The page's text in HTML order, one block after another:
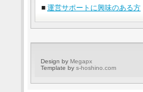
■ 運営サポートに興味のある方
Design by Megapx
Template by s-hoshino.com